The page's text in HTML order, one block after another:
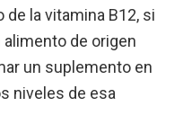
de la vitamina B12, si
de origen
un suplemento en
niveles de esa